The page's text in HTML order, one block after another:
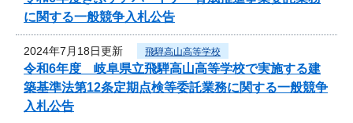
に関する一般競争入札公告
2024年7月18日更新 飛騨高山高等学校
令和6年度 岐阜県立飛騨高山高等学校で実施する建
築基準法第12条定期点検等委託業務に関する一般競争
入札公告